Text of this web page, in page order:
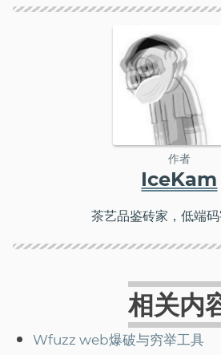
作者
IceKam
茶艺品鉴砖家，低端码
相关内
Wfuzz web爆破与穷举工具